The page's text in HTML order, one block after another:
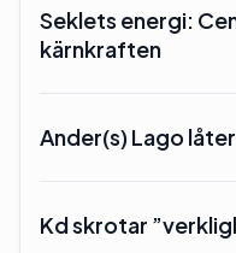
Seklets energi:
kärnkraften
Ander(s) Lago
Kd skrotar